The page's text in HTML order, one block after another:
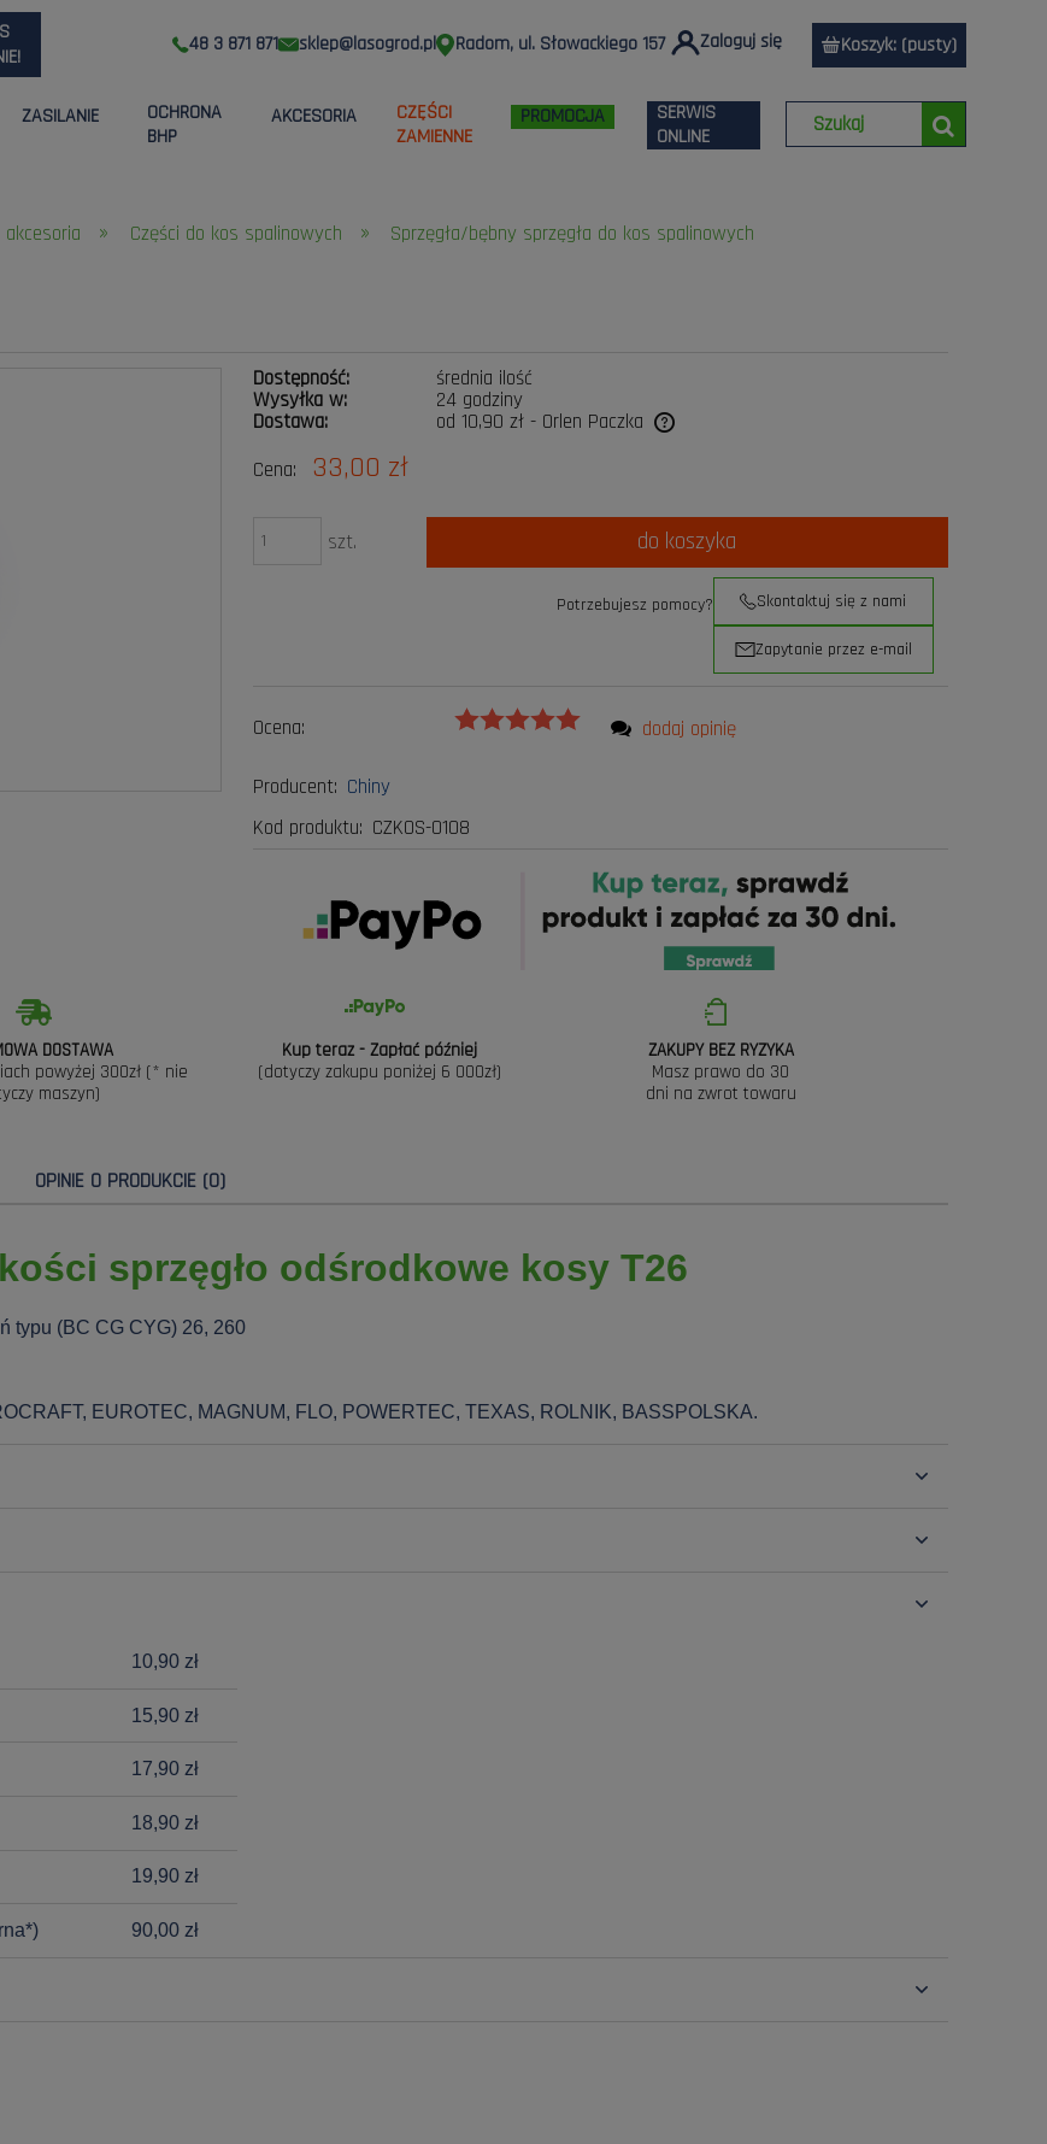
48 3 871 871 sklep@lasogrod.pl Radom, ul. Słowackiego 157 Zaloguj się Koszyk: (pusty)
ZASILANIE
OCHRONA
BHP
AKCESORIA
CZĘŚCI
ZAMIENNE
PROMOCJA
SERWIS
ONLINE
» Części do kos spalinowych » Sprzęgła/bębny sprzęgła do kos spalinowych
Dostępność:
średnia ilość
Wysyłka w:
24 godziny
Dostawa:
od 10,90 zł - Orlen Paczka
Cena nie zawiera ewentualnych kosztów
Cena: 33,00 zł
szt. do koszyka
Potrzebujesz pomocy? Skontaktuj się z nami
Zapytanie przez e-mail
Ocena:
Producent: Chiny
Kod produktu: CZKOS-0108
dodaj opinię
DOSTAWA
powyżej 300zł (* nie
maszyn)
Kup teraz - Zapłać później
(dotyczy zakupu poniżej 6 000zł)
ZAKUPY BEZ RYZYKA
Masz prawo do 30
dni na zwrot towaru
OPINIE O PRODUKCIE (0)
sprzęgło odśrodkowe kosy T26
typu (BC CG CYG) 26, 260
EUROTEC, MAGNUM, FLO, POWERTEC, TEXAS, ROLNIK, BASSPOLSKA.
10,90 zł
15,90 zł
17,90 zł
18,90 zł
19,90 zł
90,00 zł